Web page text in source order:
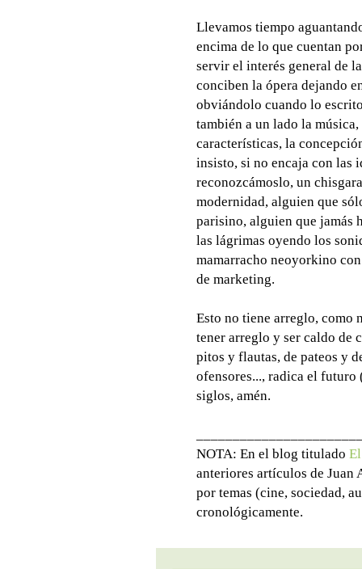
Llevamos tiempo
encima de lo que cuentan
servir el interés general de
conciben la ópera dejando
obviándolo cuando lo
también a un lado la
características, la
insisto, si no encaja con las
reconozcámoslo, un
modernidad, alguien que
parisino, alguien que jamás
las lágrimas oyendo los
mamarracho neoyorkino
de marketing.
Esto no tiene arreglo, como
tener arreglo y ser caldo de
pitos y flautas, de pateos y
ofensores..., radica el
siglos, amén.
NOTA: En el blog titulado
anteriores artículos de Juan
por temas (cine, sociedad,
cronológicamente.